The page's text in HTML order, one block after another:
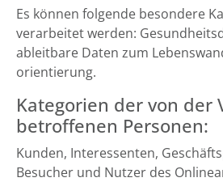
Es können folgende besondere
verarbeitet werden:
ableitbare Daten zum
orientierung.
Kategorien der von der
betroffenen Personen:
Kunden, Interessenten,
Besucher und Nutzer des